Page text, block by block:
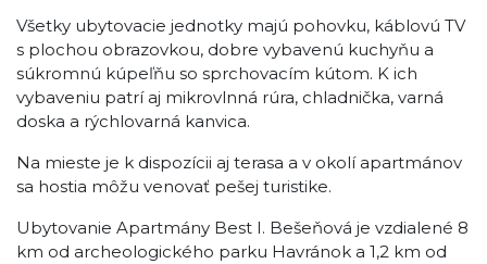
Všetky ubytovacie jednotky majú pohovku, káblovú TV
s plochou obrazovkou, dobre vybavenú kuchyňu a
súkromnú kúpeľňu so sprchovacím kútom. K ich
vybaveniu patrí aj mikrovlnná rúra, chladnička, varná
doska a rýchlovarná kanvica.
Na mieste je k dispozícii aj terasa a v okolí apartmánov
sa hostia môžu venovať pešej turistike.
Ubytovanie Apartmány Best I. Bešeňová je vzdialené 8
km od archeologického parku Havránok a 1,2 km od